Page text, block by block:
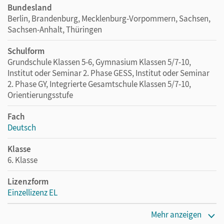
Bundesland
Berlin, Brandenburg, Mecklenburg-Vorpommern, Sachsen,
Sachsen-Anhalt, Thüringen
Schulform
Grundschule Klassen 5-6, Gymnasium Klassen 5/7-10,
Institut oder Seminar 2. Phase GESS, Institut oder Seminar
2. Phase GY, Integrierte Gesamtschule Klassen 5/7-10,
Orientierungsstufe
Fach
Deutsch
Klasse
6. Klasse
Lizenzform
Einzellizenz EL
Mehr anzeigen